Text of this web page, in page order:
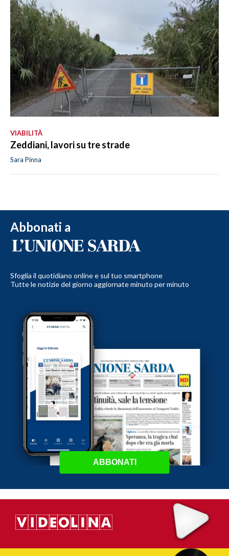
VIABILITÀ
Zeddiani, lavori su tre strade
Sara Pinna
Abbonati a
Sfoglia il quotidiano online e sul tuo smartphone
Tutte le notizie del giorno aggiornate minuto per minuto
ABBONATI